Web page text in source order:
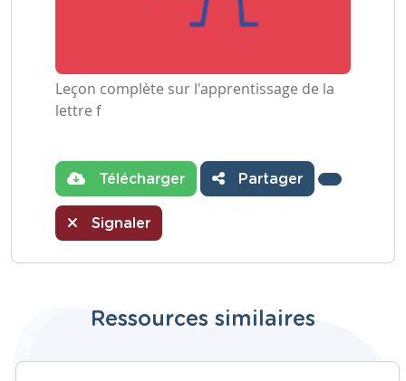
Leçon complète sur l'apprentissage de la
lettre f
Télécharger Partager
Signaler
Ressources similaires